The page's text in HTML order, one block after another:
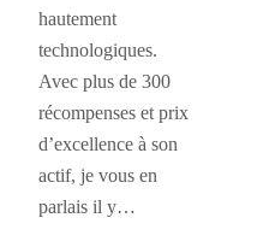
hautement
technologiques.
Avec plus de 300
récompenses et prix
d’excellence à son
actif, je vous en
parlais il y…